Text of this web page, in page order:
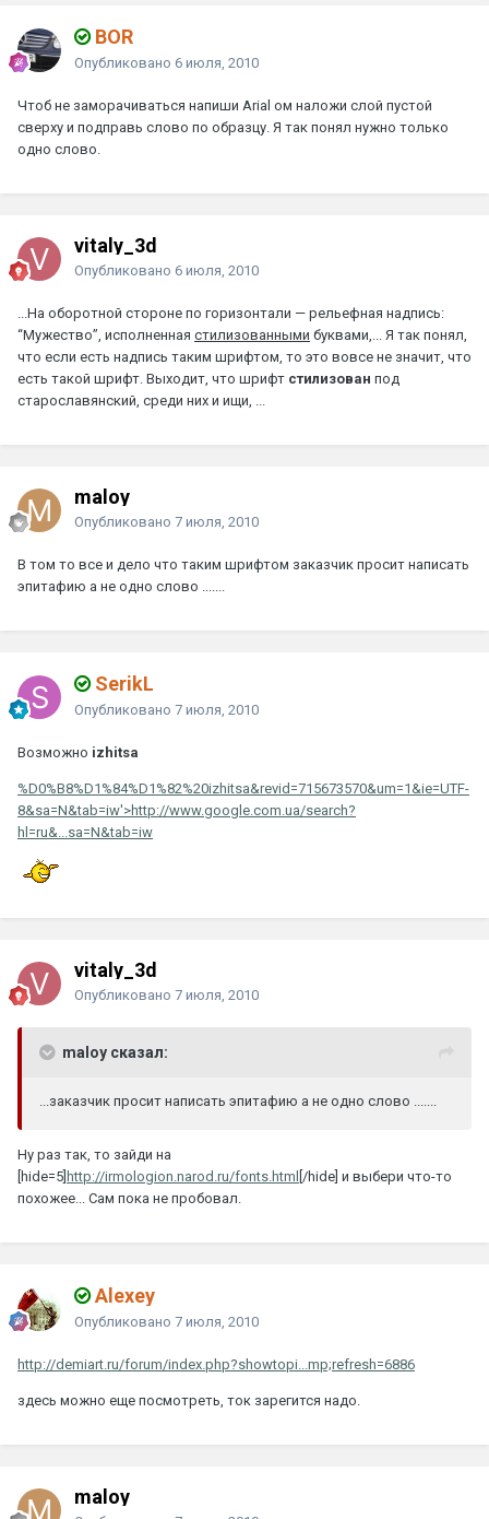
BOR
Опубликовано 6 июля, 2010
Чтоб не заморачиваться напиши Arial ом наложи слой пустой
сверху и подправь слово по образцу. Я так понял нужно только
одно слово.
vitaly_3d
Опубликовано 6 июля, 2010
...На оборотной стороне по горизонтали — рельефная надпись:
“Мужество”, исполненная стилизованными буквами,... Я так понял,
что если есть надпись таким шрифтом, то это вовсе не значит, что
есть такой шрифт. Выходит, что шрифт стилизован под
старославянский, среди них и ищи, ...
maloy
Опубликовано 7 июля, 2010
В том то все и дело что таким шрифтом заказчик просит написать
эпитафию а не одно слово .......
SerikL
Опубликовано 7 июля, 2010
Возможно izhitsa
%D0%B8%D1%84%D1%82%20izhitsa&revid=715673570&um=1&ie=UTF-
8&sa=N&tab=iw'>http://www.google.com.ua/search?
hl=ru&...sa=N&tab=iw
vitaly_3d
Опубликовано 7 июля, 2010
maloy сказал:
...заказчик просит написать эпитафию а не одно слово .......
Ну раз так, то зайди на
[hide=5] http://irmologion.narod.ru/fonts.html [/hide] и выбери что-то
похожее... Сам пока не пробовал.
Alexey
Опубликовано 7 июля, 2010
http://demiart.ru/forum/index.php?showtopi...mp;refresh=6886
здесь можно еще посмотреть, ток зарегится надо.
maloy